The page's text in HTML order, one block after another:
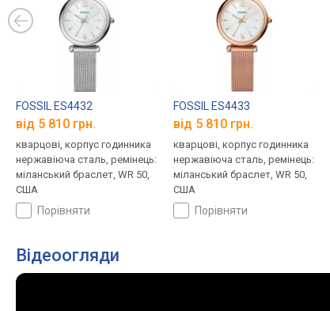
FOSSIL ES4432
від 5 810 грн.
кварцові, корпус годинника
нержавіюча сталь, ремінець:
міланський браслет, WR 50,
США
порівняти
FOSSIL ES4433
від 5 810 грн.
кварцові, корпус годинника
нержавіюча сталь, ремінець:
міланський браслет, WR 50,
США
порівняти
Відеоогляди